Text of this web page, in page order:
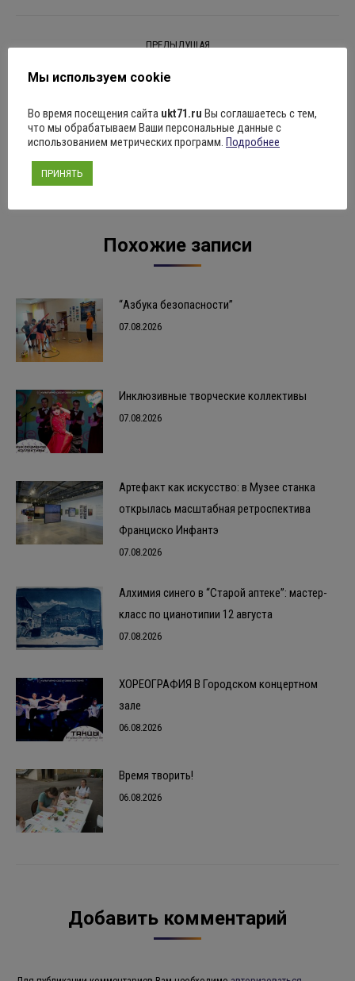
Навигация
по
записям
ПРЕДЫДУЩАЯ
Мастер-классы по декоративно-
СЛЕДУЮЩАЯ
Ждём вас в музее с 6 по 11 февраля
Похожие записи
“Азбука безопасности”
07.08.2026
Инклюзивные творческие коллективы
07.08.2026
Артефакт как искусство: в Музее станка
открылась масштабная ретроспектива
Франциско Инфантэ
07.08.2026
Алхимия синего в “Старой аптеке”: мастер-
класс по цианотипии 12 августа
07.08.2026
ХОРЕОГРАФИЯ В Городском концертном
зале
06.08.2026
Время творить!
06.08.2026
Добавить комментарий
Мы используем cookie
Во время посещения сайта ukt71.ru Вы соглашаетесь с тем,
что мы обрабатываем Ваши персональные данные с
использованием метрических программ. Подробнее
ПРИНЯТЬ